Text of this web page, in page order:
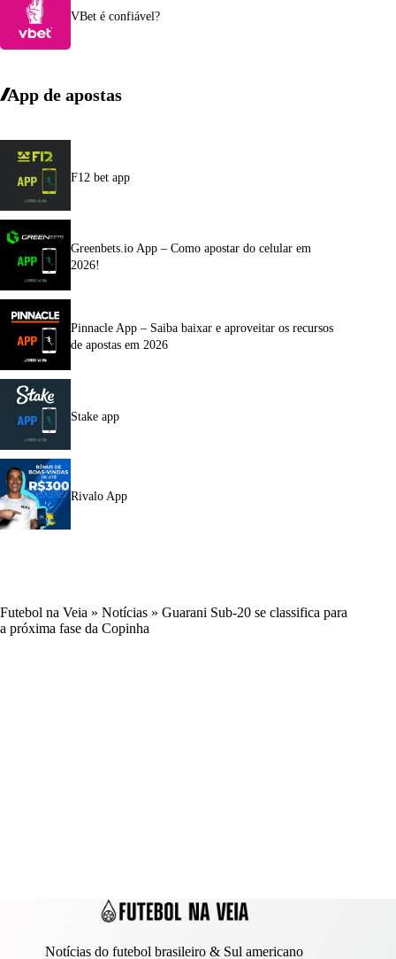
VBet é confiável?
App de apostas
F12 bet app
Greenbets.io App – Como apostar do celular em
2026!
Pinnacle App – Saiba baixar e aproveitar os recursos
de apostas em 2026
Stake app
Rivalo App
Futebol na Veia » Notícias » Guarani Sub-20 se classifica para
a próxima fase da Copinha
Notícias do futebol brasileiro & Sul americano